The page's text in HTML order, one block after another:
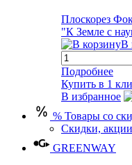
Плоскорез
"К Земле с
В
Подробнее
Купить в 1
В избранное
% Товары со
Скидки, акции
GREENWAY